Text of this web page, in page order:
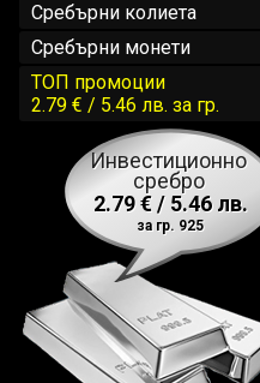
Сребърни колиета
Сребърни монети
ТОП промоции
2.79 € / 5.46 лв. за гр.
Инвестиционно
сребро
2.79 € / 5.46 лв.
за гр. 925